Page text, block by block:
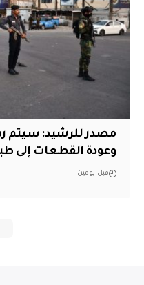
مصدر للرشيد: سيتم
وعودة القطعات إلى
قبل يومين